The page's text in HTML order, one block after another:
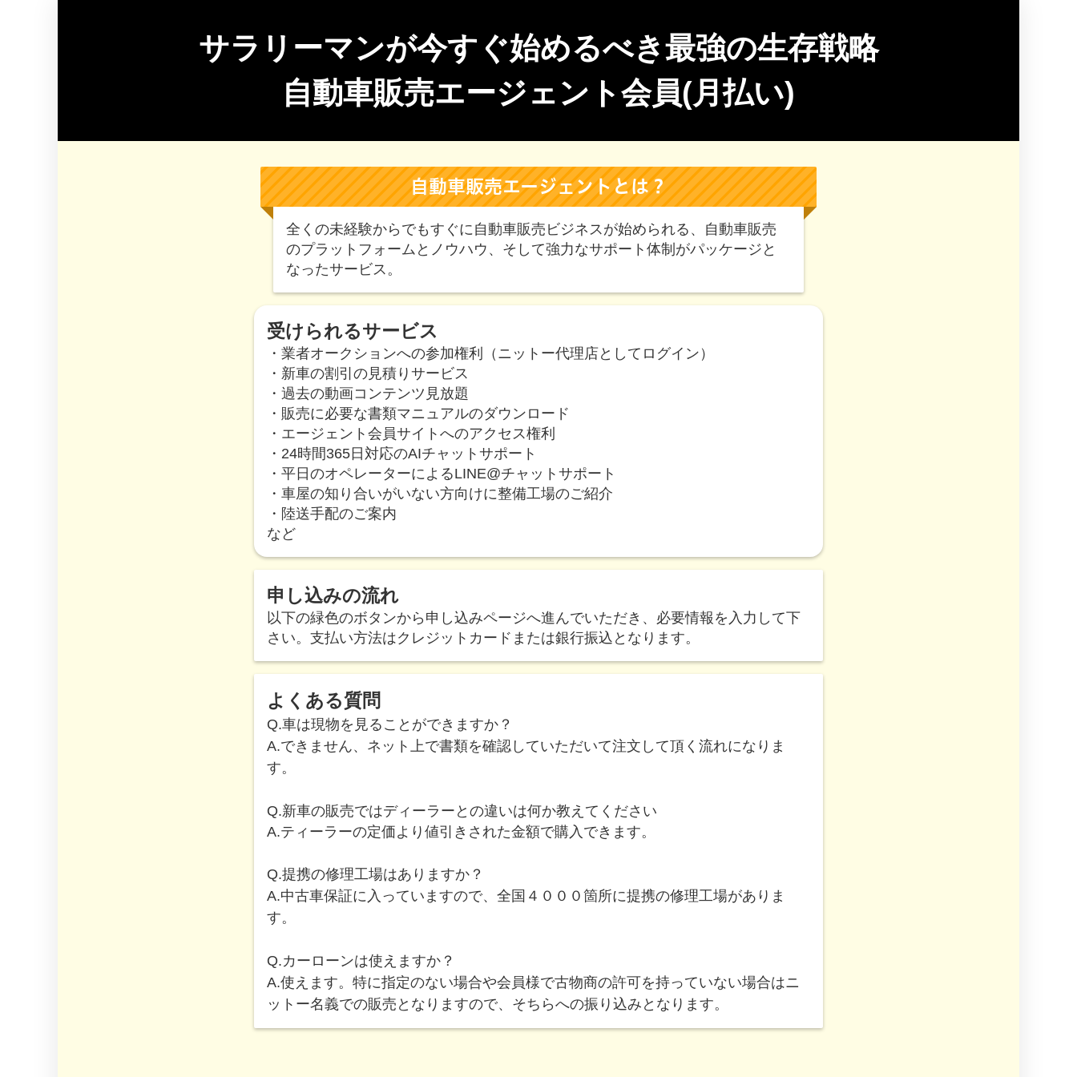
サラリーマンが今すぐ始めるべき最強の生存戦略
自動車販売エージェント会員(月払い)
自動車販売エージェントとは？
全くの未経験からでもすぐに自動車販売ビジネスが始められる、自動車販売
のプラットフォームとノウハウ、そして強力なサポート体制がパッケージと
なったサービス。
受けられるサービス
・業者オークションへの参加権利（ニットー代理店としてログイン）
・新車の割引の見積りサービス
・過去の動画コンテンツ見放題
・販売に必要な書類マニュアルのダウンロード
・エージェント会員サイトへのアクセス権利
・24時間365日対応のAIチャットサポート
・平日のオペレーターによるLINE@チャットサポート
・車屋の知り合いがいない方向けに整備工場のご紹介
・陸送手配のご案内
など
申し込みの流れ
以下の緑色のボタンから申し込みページへ進んでいただき、必要情報を入力して下
さい。支払い方法はクレジットカードまたは銀行振込となります。
よくある質問
Q.車は現物を見ることができますか？
A.できません、ネット上で書類を確認していただいて注文して頂く流れになりま
す。
Q.新車の販売ではディーラーとの違いは何か教えてください
A.ティーラーの定価より値引きされた金額で購入できます。
Q.提携の修理工場はありますか？
A.中古車保証に入っていますので、全国４０００箇所に提携の修理工場がありま
す。
Q.カーローンは使えますか？
A.使えます。特に指定のない場合や会員様で古物商の許可を持っていない場合はニ
ットー名義での販売となりますので、そちらへの振り込みとなります。